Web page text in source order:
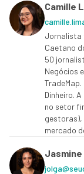
Camille
Jornalista
Caetano
50
Negócios
Dinheiro.
no setor
gestoras),
mercado
Jasmine